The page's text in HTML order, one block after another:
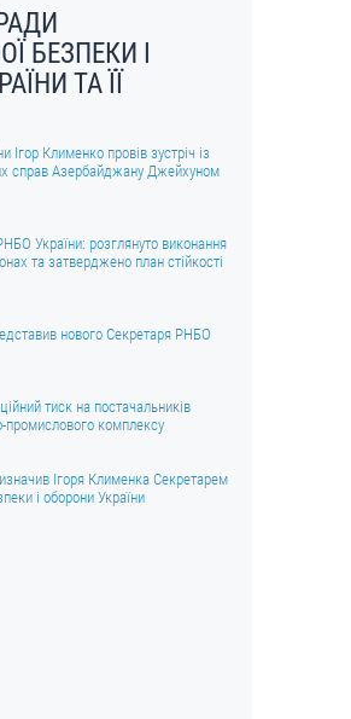
БЕЗПЕКИ І
ТА ЇЇ
Ігор Клименко провів зустріч із
справ Азербайджану Джейхуном
України: розглянуто виконання
та затверджено план стійкості
нового Секретаря РНБО
тиск на постачальників
промислового комплексу
Ігоря Клименка Секретарем
і оборони України